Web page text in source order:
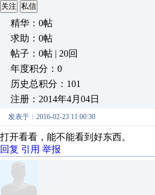
关注 私信
精华：0帖
求助：0帖
帖子：0帖 | 20回
年度积分：0
历史总积分：101
注册：2014年4月04日
发表于：2016-02-23 11:00:30
打开看看，能不能看到好东西。
回复 引用 举报